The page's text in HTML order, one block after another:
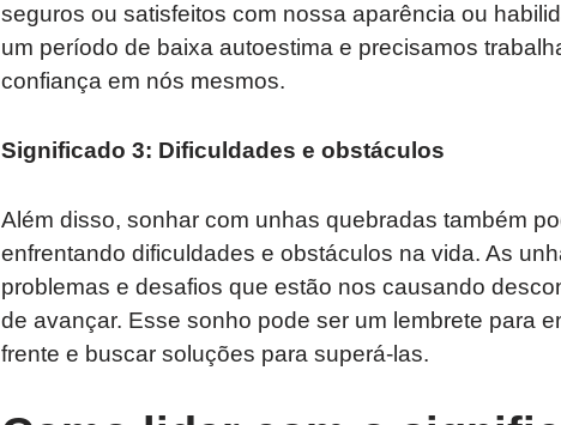
seguros ou satisfeitos com nossa aparência ou
um período de baixa autoestima e precisamos
confiança em nós mesmos.
Significado 3: Dificuldades e obstáculos
Além disso, sonhar com unhas quebradas também
enfrentando dificuldades e obstáculos na vida. As
problemas e desafios que estão nos causando
de avançar. Esse sonho pode ser um lembrete para
frente e buscar soluções para superá-las.